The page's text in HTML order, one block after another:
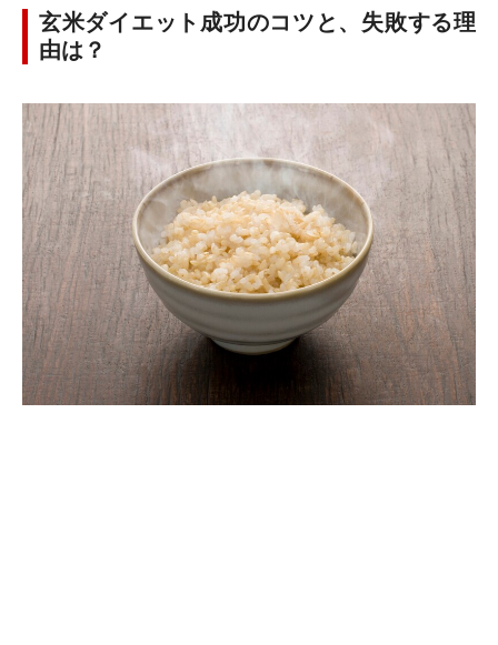
玄米ダイエット成功のコツと、失敗する理
由は？